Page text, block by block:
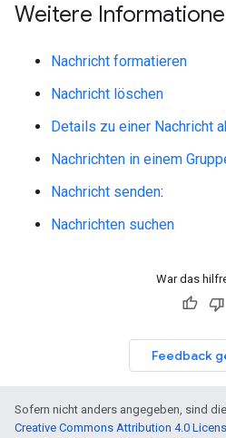
Weitere
Nachricht formatieren
Nachricht löschen
Details zu einer Nachricht
Nachrichten in einem
Nachricht senden:
Nachrichten suchen
War das
Feedback
Sofern nicht anders angegeben, sind
Creative Commons Attribution 4.0